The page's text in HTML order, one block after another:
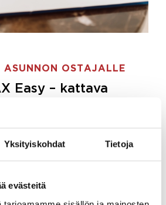
Yksityiskohdat Tietoja
evästeitä
ASUNNON OSTAJALLE
Easy – kattava
ja etsimme juuri